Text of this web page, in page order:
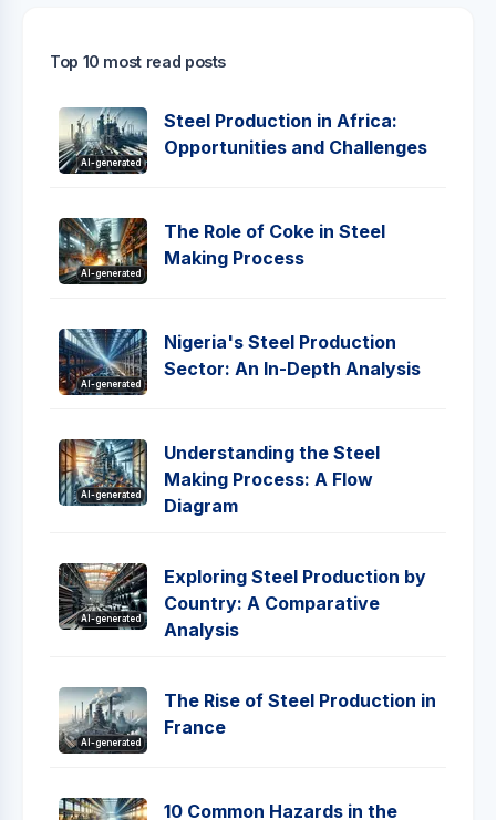
Top 10 most read posts
AI-generated
Steel Production in Africa:
Opportunities and Challenges
AI-generated
The Role of Coke in Steel
Making Process
AI-generated
Nigeria's Steel Production
Sector: An In-Depth Analysis
AI-generated
Understanding the Steel
Making Process: A Flow
Diagram
AI-generated
Exploring Steel Production by
Country: A Comparative
Analysis
AI-generated
The Rise of Steel Production in
France
10 Common Hazards in the